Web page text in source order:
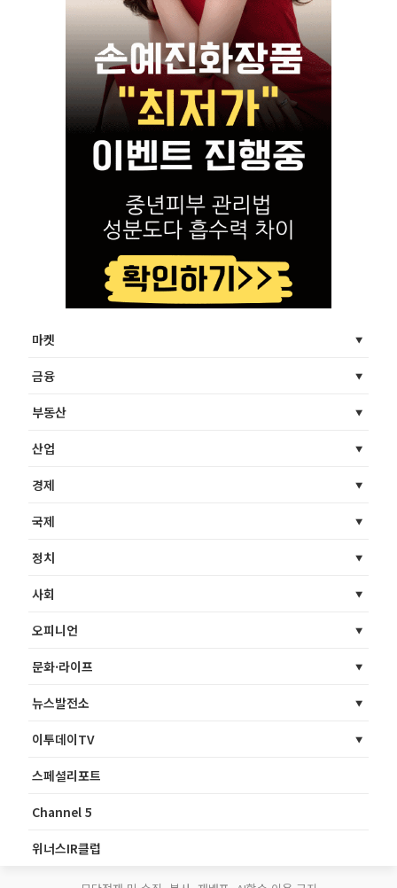
마켓
금융
부동산
산업
경제
국제
정치
사회
오피니언
문화·라이프
뉴스발전소
이투데이TV
스페셜리포트
Channel 5
위너스IR클럽